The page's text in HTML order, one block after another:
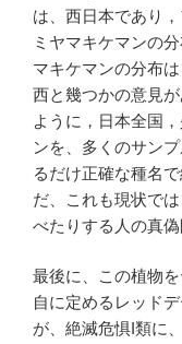
は、西日本であり
ミヤマキケマンの
マキケマンの分布
西と幾つかの意見
ように，日本全国
ンを、多くのサン
るだけ正確な種名
だ、これも現状で
べたりする人の真
最後に、この植物
自に定めるレッド
が、絶滅危惧I類に